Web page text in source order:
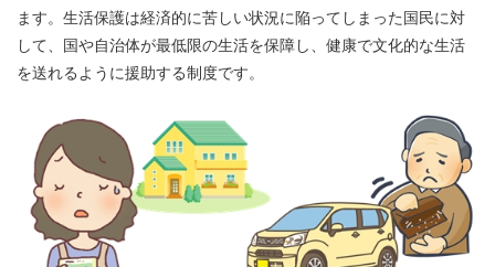
ます。生活保護は経済的に苦しい状況に陥ってしまった国民に対
して、国や自治体が最低限の生活を保障し、健康で文化的な生活
を送れるように援助する制度です。